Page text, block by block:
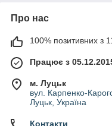
Про нас
100% позитивних з
Працює з
м. Луцьк
вул. Карпенко-
Луцьк, Україна
Контакти